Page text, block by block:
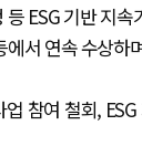
ESG 기반 지
서 연속 수상
참여 철회,